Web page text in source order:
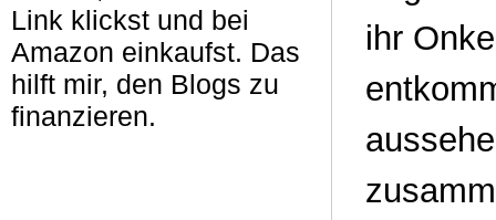
Link klickst und bei
Amazon einkaufst. Das
hilft mir, den Blogs zu
finanzieren.
ihr